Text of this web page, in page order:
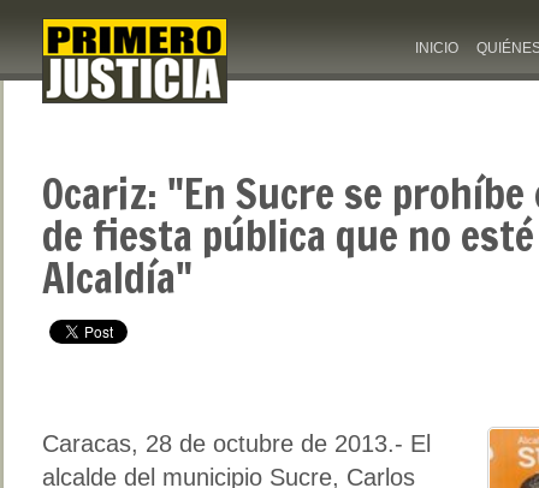
INICIO
Ocariz: "En Sucre se
de fiesta pública que no
Alcaldía"
Caracas, 28 de octubre de 2013.- El
alcalde del municipio Sucre, Carlos